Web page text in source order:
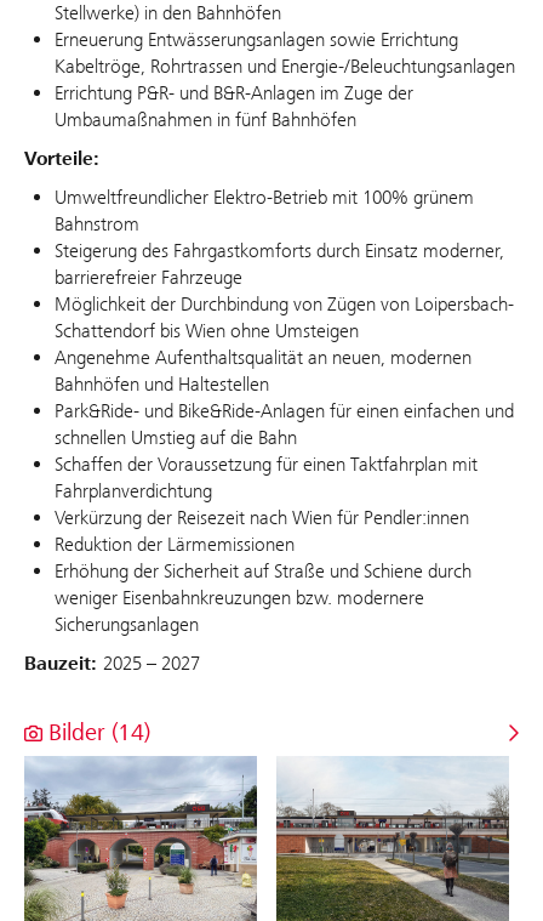
Stellwerke) in den Bahnhöfen
Erneuerung Entwässerungsanlagen sowie Errichtung
Kabeltröge, Rohrtrassen und Energie-/Beleuchtungsanlagen
Errichtung P&R- und B&R-Anlagen im Zuge der
Umbaumaßnahmen in fünf Bahnhöfen
Vorteile:
Umweltfreundlicher Elektro-Betrieb mit 100% grünem
Bahnstrom
Steigerung des Fahrgastkomforts durch Einsatz moderner,
barrierefreier Fahrzeuge
Möglichkeit der Durchbindung von Zügen von Loipersbach-
Schattendorf bis Wien ohne Umsteigen
Angenehme Aufenthaltsqualität an neuen, modernen
Bahnhöfen und Haltestellen
Park&Ride- und Bike&Ride-Anlagen für einen einfachen und
schnellen Umstieg auf die Bahn
Schaffen der Voraussetzung für einen Taktfahrplan mit
Fahrplanverdichtung
Verkürzung der Reisezeit nach Wien für Pendler:innen
Reduktion der Lärmemissionen
Erhöhung der Sicherheit auf Straße und Schiene durch
weniger Eisenbahnkreuzungen bzw. modernere
Sicherungsanlagen
Bauzeit: 2025 – 2027
Bilder (14)